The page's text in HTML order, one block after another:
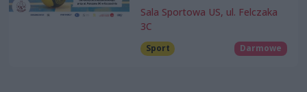
Sala Sportowa US, ul. Felczaka
3C
Sport Darmowe